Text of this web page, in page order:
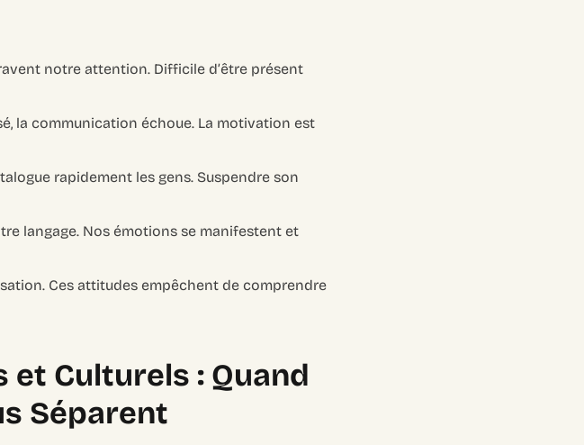
notre attention. Difficile d’être présent
la communication échoue. La motivation est
rapidement les gens. Suspendre son
langage. Nos émotions se manifestent et
Ces attitudes empêchent de comprendre
et Culturels : Quand
Séparent